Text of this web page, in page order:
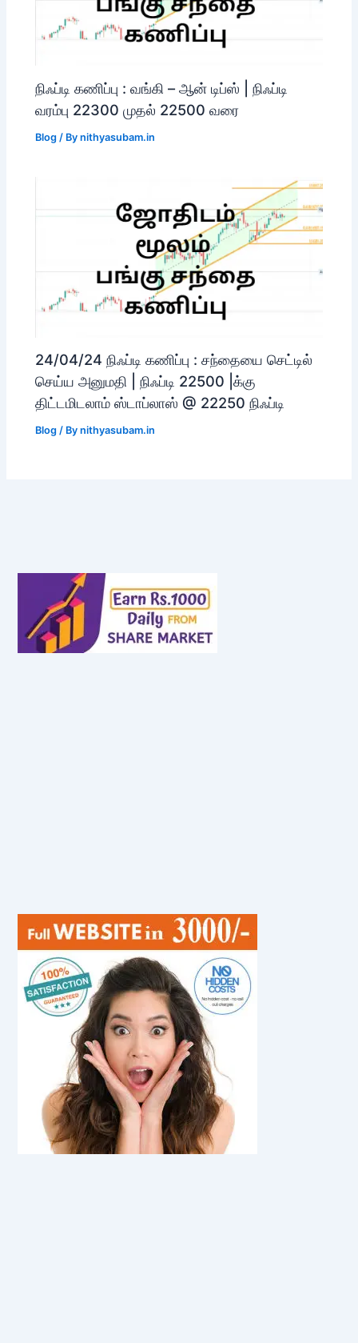
நிஃப்டி கணிப்பு : வங்கி – ஆன் டிப்ஸ் | நிஃப்டி
வரம்பு 22300 முதல் 22500 வரை
Blog / Bynithyasubam.in
24/04/24 நிஃப்டி கணிப்பு : சந்தையை செட்டில்
செய்ய அனுமதி | நிஃப்டி 22500 |க்கு
திட்டமிடலாம் ஸ்டாப்லாஸ் @ 22250 நிஃப்டி
Blog / Bynithyasubam.in